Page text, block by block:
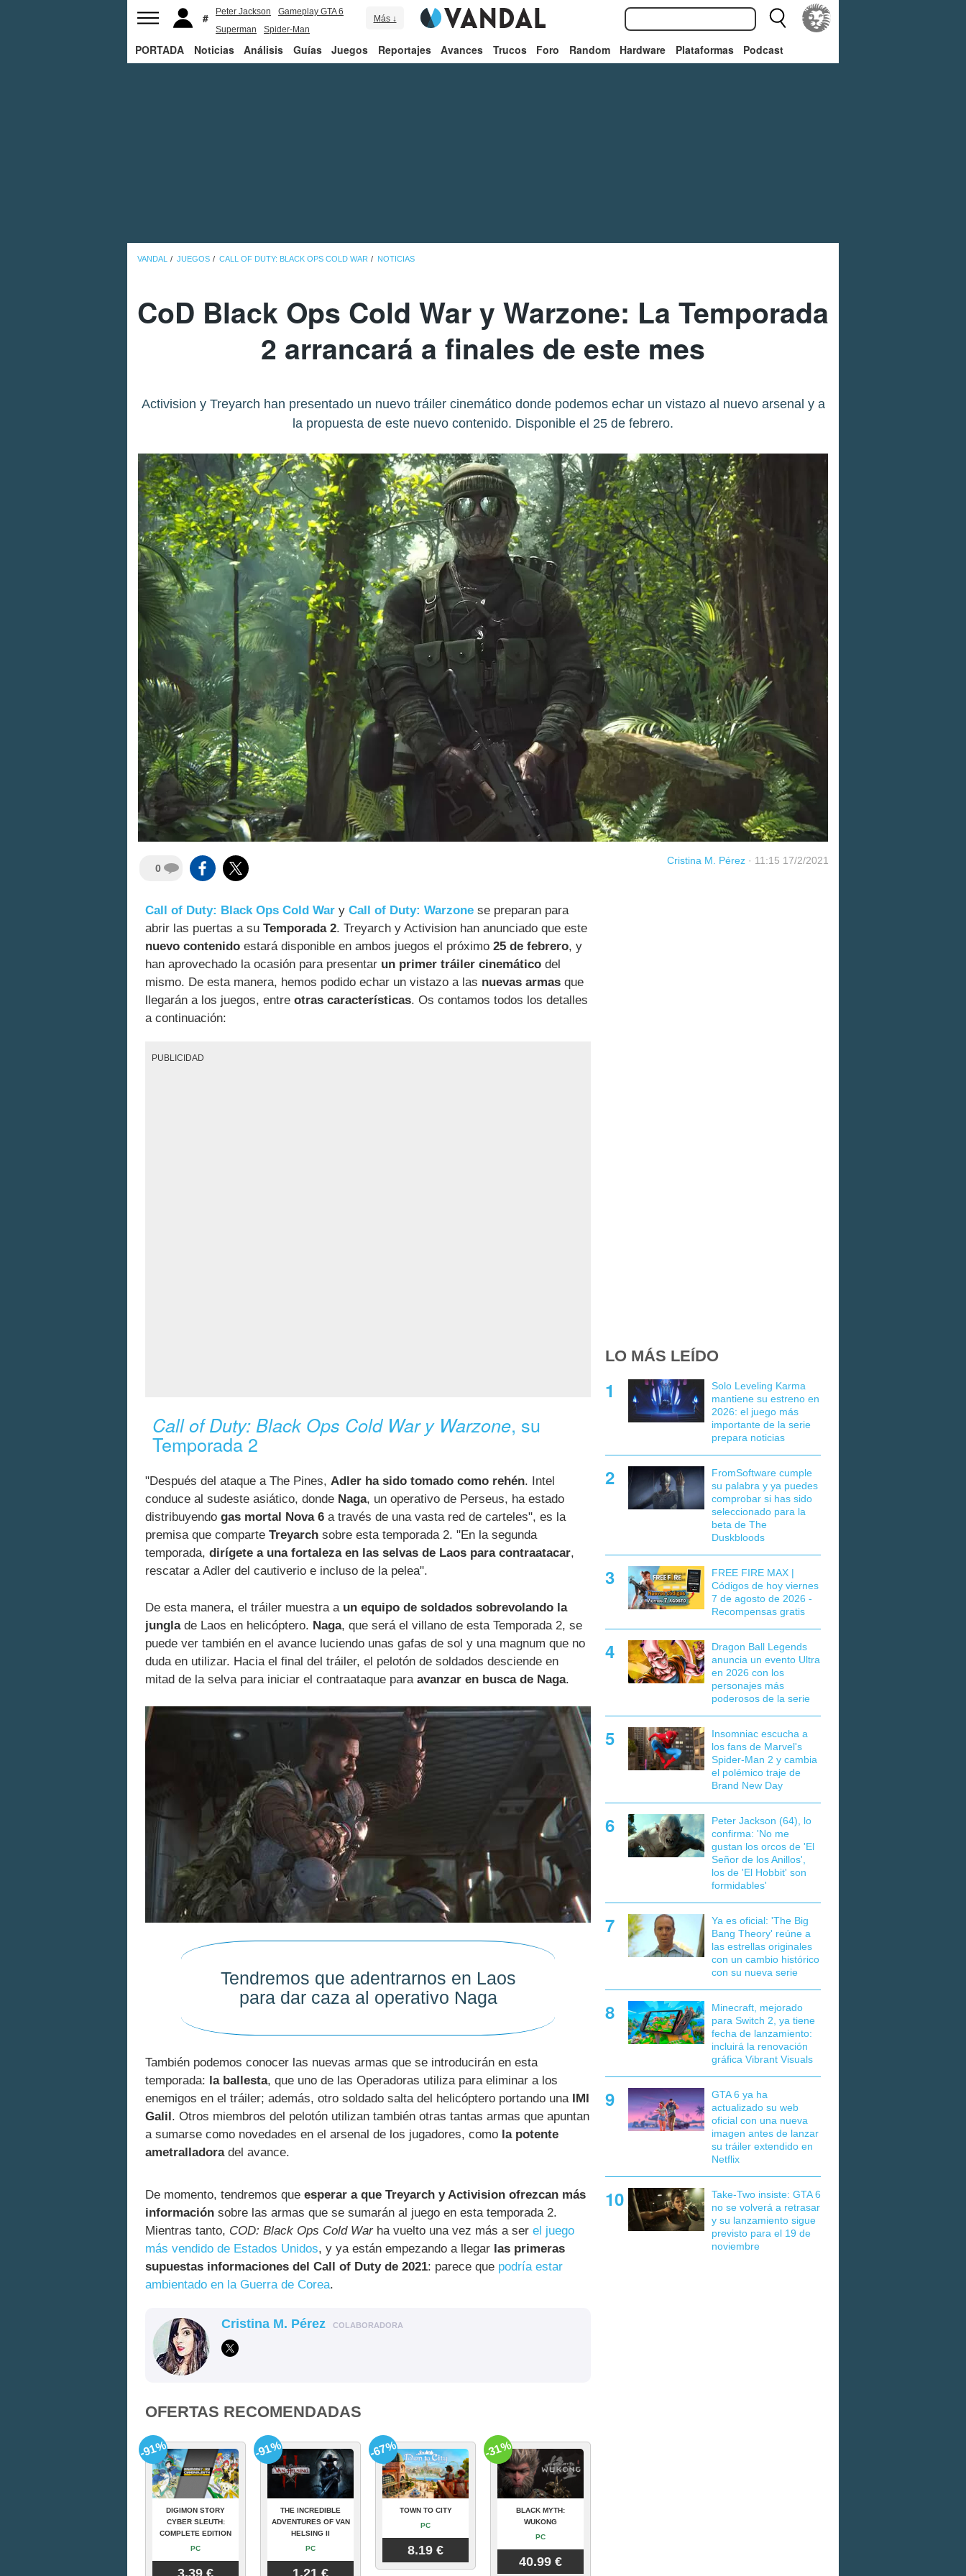
Peter Jackson
Gameplay GTA 6
Superman
Spider-Man
Más ↓
PORTADA Noticias Análisis Guías Juegos Reportajes Avances Trucos Foro Random Hardware Plataformas Podcast
VANDAL JUEGOS CALL OF DUTY: BLACK OPS COLD WAR NOTICIAS
CoD Black Ops Cold War y Warzone: La Temporada
2 arrancará a finales de este mes
Activision y Treyarch han presentado un nuevo tráiler cinemático donde podemos echar un vistazo al nuevo arsenal y a
la propuesta de este nuevo contenido. Disponible el 25 de febrero.
0
Cristina M. Pérez · 11:15 17/2/2021
Call of Duty: Black Ops Cold War y Call of Duty: Warzone se preparan para
abrir las puertas a su Temporada 2. Treyarch y Activision han anunciado que este
nuevo contenido estará disponible en ambos juegos el próximo 25 de febrero, y
han aprovechado la ocasión para presentar un primer tráiler cinemático del
mismo. De esta manera, hemos podido echar un vistazo a las nuevas armas que
llegarán a los juegos, entre otras características. Os contamos todos los detalles
a continuación:
PUBLICIDAD
Call of Duty: Black Ops Cold War y Warzone, su
Temporada 2
"Después del ataque a The Pines, Adler ha sido tomado como rehén. Intel
conduce al sudeste asiático, donde Naga, un operativo de Perseus, ha estado
distribuyendo gas mortal Nova 6 a través de una vasta red de carteles", es la
premisa que comparte Treyarch sobre esta temporada 2. "En la segunda
temporada, dirígete a una fortaleza en las selvas de Laos para contraatacar,
rescatar a Adler del cautiverio e incluso de la pelea".
De esta manera, el tráiler muestra a un equipo de soldados sobrevolando la
junglade Laos en helicóptero. Naga, que será el villano de esta Temporada 2, se
puede ver también en el avance luciendo unas gafas de sol y una magnum que no
duda en utilizar. Hacia el final del tráiler, el pelotón de soldados desciende en
mitad de la selva para iniciar el contraataque para avanzar en busca de Naga.
Tendremos que adentrarnos en Laos
para dar caza al operativo Naga
También podemos conocer las nuevas armas que se introducirán en esta
temporada: la ballesta, que uno de las Operadoras utiliza para eliminar a los
enemigos en el tráiler; además, otro soldado salta del helicóptero portando una IMI
Galil. Otros miembros del pelotón utilizan también otras tantas armas que apuntan
a sumarse como novedades en el arsenal de los jugadores, como la potente
ametralladoradel avance.
De momento, tendremos que esperar a que Treyarch y Activision ofrezcan más
información sobre las armas que se sumarán al juego en esta temporada 2.
Mientras tanto, COD: Black Ops Cold Warha vuelto una vez más a ser el juego
más vendido de Estados Unidos, y ya están empezando a llegar las primeras
supuestas informaciones del Call of Duty de 2021: parece que podría estar
ambientado en la Guerra de Corea.
Cristina M. Pérez COLABORADORA
OFERTAS RECOMENDADAS
DIGIMON STORY
CYBER SLEUTH:
COMPLETE EDITION
PC
3.39 €
-91%
THE INCREDIBLE
ADVENTURES OF VAN
HELSING II
PC
1.21 €
-91%
TOWN TO CITY
PC
8.19 €
-67%
BLACK MYTH:
WUKONG
PC
40.99 €
-31%
LO MÁS LEÍDO
Solo Leveling Karma
mantiene su estreno en
2026: el juego más
importante de la serie
prepara noticias
FromSoftware cumple
su palabra y ya puedes
comprobar si has sido
seleccionado para la
beta de The
Duskbloods
FREE FIRE MAX |
Códigos de hoy viernes
7 de agosto de 2026 -
Recompensas gratis
Dragon Ball Legends
anuncia un evento Ultra
en 2026 con los
personajes más
poderosos de la serie
Insomniac escucha a
los fans de Marvel's
Spider-Man 2 y cambia
el polémico traje de
Brand New Day
Peter Jackson (64), lo
confirma: 'No me
gustan los orcos de 'El
Señor de los Anillos',
los de 'El Hobbit' son
formidables'
Ya es oficial: 'The Big
Bang Theory' reúne a
las estrellas originales
con un cambio histórico
con su nueva serie
Minecraft, mejorado
para Switch 2, ya tiene
fecha de lanzamiento:
incluirá la renovación
gráfica Vibrant Visuals
GTA 6 ya ha
actualizado su web
oficial con una nueva
imagen antes de lanzar
su tráiler extendido en
Netflix
Take-Two insiste: GTA 6
no se volverá a retrasar
y su lanzamiento sigue
previsto para el 19 de
noviembre